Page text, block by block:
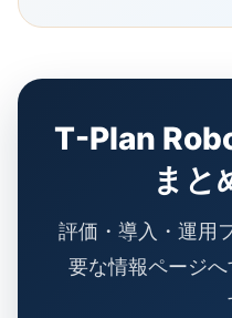
T-Plan
まと
評価・導入・運用
要な情報ページ